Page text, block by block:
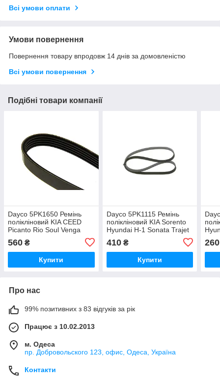
Всі умови оплати
Умови повернення
Повернення товару впродовж 14 днів за домовленістю
Всі умови повернення
Подібні товари компанії
Dayco 5PK1650 Ремінь
полікліновий KIA CEED
Picanto Rio Soul Venga
Hyundai Accent i10 i20 i30
ix20
560 ₴
Купити
Dayco 5PK1115 Ремінь
полікліновий KIA Sorento
Hyundai H-1 Sonata Trajet
410₴
Купити
260
Про нас
99% позитивних з 83 відгуків за рік
Працює з 10.02.2013
м. Одеса
пр. Добровольского 123, офис, Одеса, Україна
Контакти